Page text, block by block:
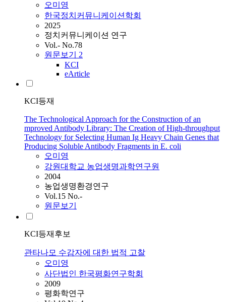
오미영
한국정치커뮤니케이션학회
2025
정치커뮤니케이션 연구
Vol.- No.78
원문보기 2
KCI
eArticle
KCI등재
The Technological Approach for the Construction of an
mproved Antibody Library: The Creation of High-throughput
Technology for Selecting Human Ig Heavy Chain Genes that
Producing Soluble Antibody Fragments in E. coli
오미영
강원대학교 농업생명과학연구원
2004
농업생명환경연구
Vol.15 No.-
원문보기
KCI등재후보
관타나모 수감자에 대한 법적 고찰
오미영
사단법인 한국평화연구학회
2009
평화학연구